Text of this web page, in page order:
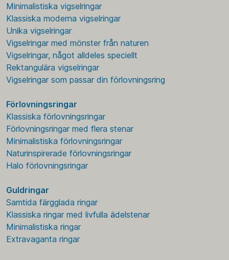
Minimalistiska vigselringar
Klassiska moderna vigselringar
Unika vigselringar
Vigselringar med mönster från naturen
Vigselringar, något alldeles speciellt
Rektangulära vigselringar
Vigselringar som passar din förlovningsring
Förlovningsringar
Klassiska förlovningsringar
Förlovningsringar med flera stenar
Minimalistiska förlovningsringar
Naturinspirerade förlovningsringar
Halo förlovningsringar
Guldringar
Samtida färgglada ringar
Klassiska ringar med livfulla ädelstenar
Minimalistiska ringar
Extravaganta ringar